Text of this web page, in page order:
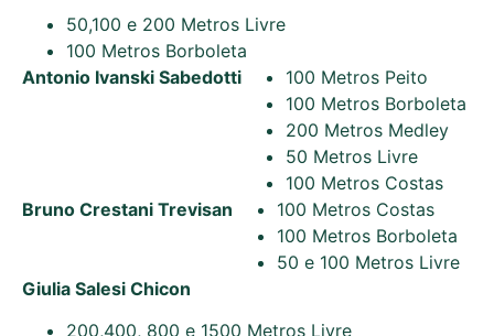
50,100 e 200 Metros Livre
100 Metros Borboleta
Antonio Ivanski Sabedotti
100 Metros Peito
100 Metros Borboleta
200 Metros Medley
50 Metros Livre
100 Metros Costas
Bruno Crestani Trevisan
100 Metros Costas
100 Metros Borboleta
50 e 100 Metros Livre
Giulia Salesi Chicon
200,400, 800 e 1500 Metros Livre